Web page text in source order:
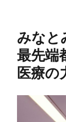
みなと
最先端
医療の